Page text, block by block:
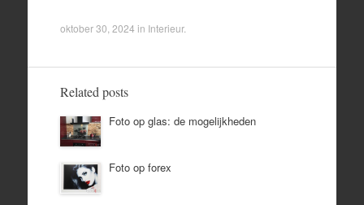
oktober 30, 2024 in Interieur.
Related posts
Foto op glas: de mogelijkheden
Foto op forex